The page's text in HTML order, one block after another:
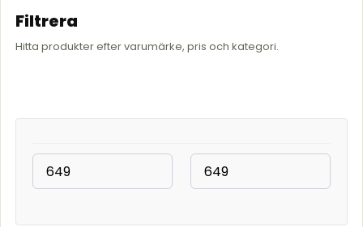
Filtrera
Hitta produkter efter varumärke, pris och kategori.